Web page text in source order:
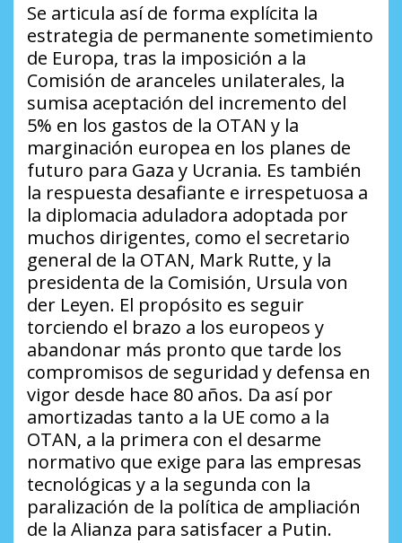
Se articula así de forma explícita la
estrategia de permanente sometimiento
de Europa, tras la imposición a la
Comisión de aranceles unilaterales, la
sumisa aceptación del incremento del
5% en los gastos de la OTAN y la
marginación europea en los planes de
futuro para Gaza y Ucrania. Es también
la respuesta desafiante e irrespetuosa a
la diplomacia aduladora adoptada por
muchos dirigentes, como el secretario
general de la OTAN, Mark Rutte, y la
presidenta de la Comisión, Ursula von
der Leyen. El propósito es seguir
torciendo el brazo a los europeos y
abandonar más pronto que tarde los
compromisos de seguridad y defensa en
vigor desde hace 80 años. Da así por
amortizadas tanto a la UE como a la
OTAN, a la primera con el desarme
normativo que exige para las empresas
tecnológicas y a la segunda con la
paralización de la política de ampliación
de la Alianza para satisfacer a Putin.